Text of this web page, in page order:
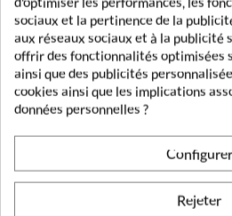
Luc Et Léa Goupillon 2 En 1
sociaux et la pertinence de la
aux réseaux sociaux et à la publicité
offrir des fonctionnalités optimisées
ainsi que des publicités
cookies ainsi que les implications
données personnelles ?
Configurer
Rejeter